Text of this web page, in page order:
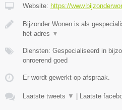
Website: https://
Bijzonder Wonen is als
hét adres ▼
Diensten: Gespecialiseerd in
onroerend goed
Er wordt gewerkt op afspraak.
Laatste tweets ▼ | Laatste